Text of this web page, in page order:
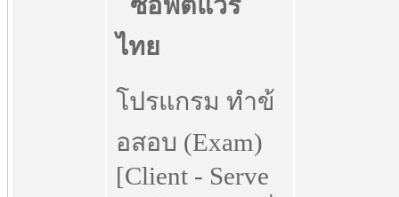
โปรแกรม ทำข้
อสอบ (Exam)
[Client - Serve